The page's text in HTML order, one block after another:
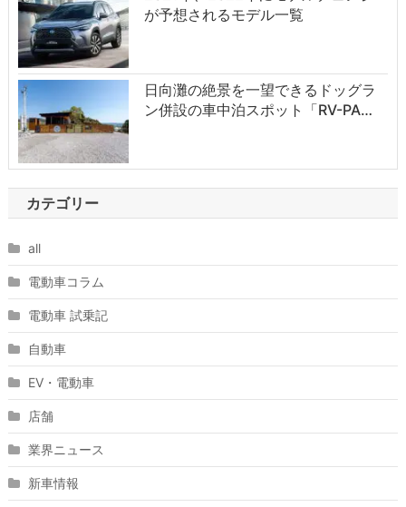
が予想されるモデル一覧
日向灘の絶景を一望できるドッグラ
ン併設の車中泊スポット「RV-PA…
カテゴリー
all
電動車コラム
電動車 試乗記
自動車
EV・電動車
店舗
業界ニュース
新車情報